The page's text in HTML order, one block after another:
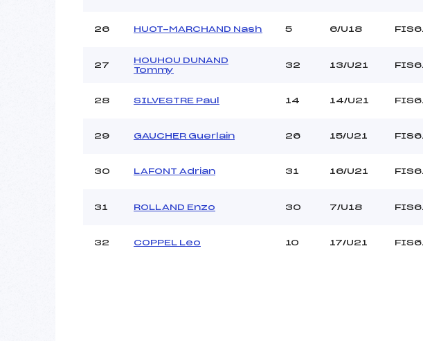
26 HUOT-MARCHAND Nash 5 6/U18
27
HOUHOU DUNAND
Tommy
32 13/U21
28 SILVESTRE Paul 14 14/U21
29 GAUCHER Guerlain 26 15/U21
30 LAFONT Adrian 31 16/U21
31 ROLLAND Enzo 30 7/U18
32 COPPEL Leo 10 17/U21